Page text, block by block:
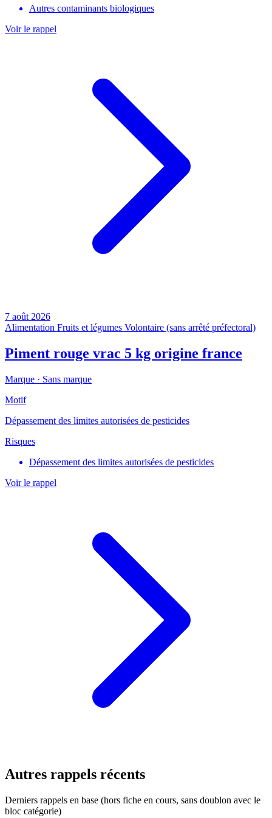
Autres contaminants biologiques
Voir le rappel
7 août 2026
Alimentation Fruits et légumes Volontaire (sans arrêté préfectoral)
Piment rouge vrac 5 kg origine france
Marque · Sans marque
Motif
Dépassement des limites autorisées de pesticides
Risques
Dépassement des limites autorisées de pesticides
Voir le rappel
Autres rappels récents
Derniers rappels en base (hors fiche en cours, sans doublon avec le
bloc catégorie)